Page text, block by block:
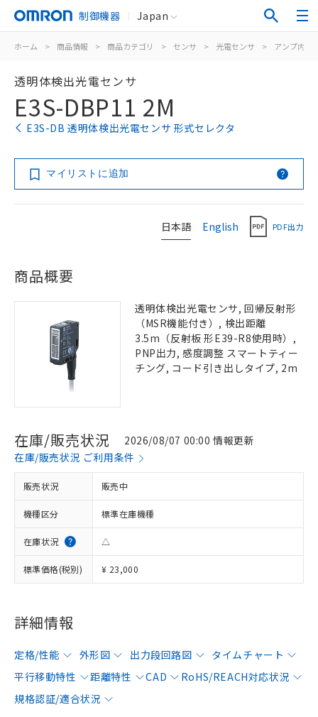
制御機器 Japan
ホーム > 商品情報 > 商品カテゴリ > センサ > 光電センサ > アンプ内蔵
透明体検出光電センサ
E3S-DBP11 2M
E3S-DB 透明体検出光電センサ 形式セレクタ
マイリストに追加
日本語 English PDF出力
商品概要
透明体検出光電センサ, 回帰反射形
（MSR機能付き）, 検出距離
3.5m（反射板 形E39-R8使用時）,
PNP出力, 感度調整 スマートティー
チング, コード引き出しタイプ, 2m
在庫/販売状況
2026/08/07 00:00 情報更新
在庫/販売状況 ご利用条件
販売状況 販売中
機種区分 標準在庫機種
在庫状況 △
標準価格(税別) ¥ 23,000
詳細情報
定格/性能 外形図 出力段回路図
タイムチャート
平行移動特性
距離特性 CAD
RoHS/REACH対応状況
規格認証/適合状況